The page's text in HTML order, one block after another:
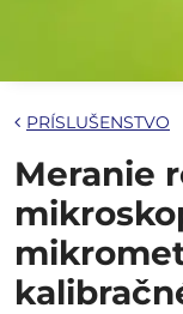
PRÍSLUŠENSTVO
Meranie